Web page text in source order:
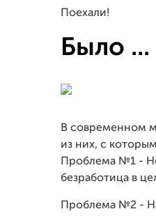
Поехали!
Было ...
В современном
из них, с
Проблема №1 -
безработица в
Проблема №2 -